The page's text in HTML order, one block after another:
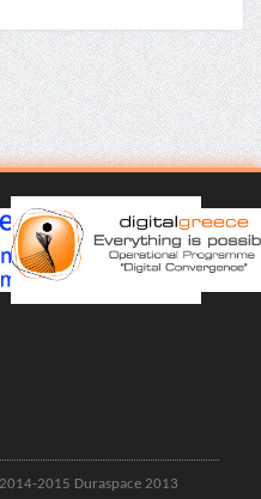
2015 Duraspace 2013